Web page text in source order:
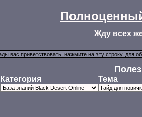
Жду всех
Категория Тема